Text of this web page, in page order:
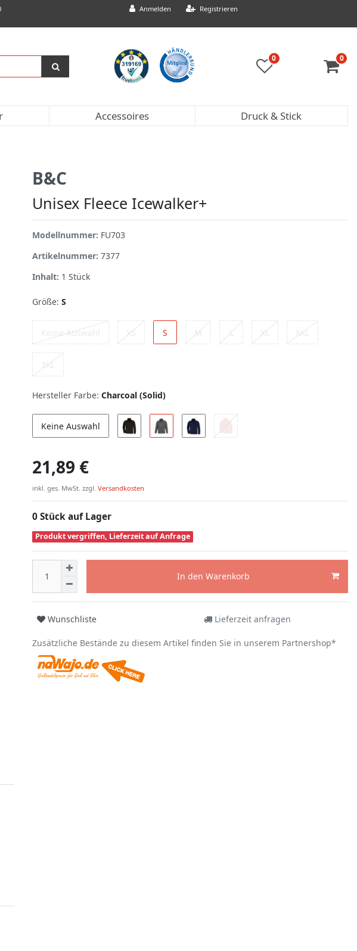
Anmelden Registrieren
0 0
Accessoires Druck & Stick
B&C
Unisex Fleece Icewalker+
Modellnummer: FU703
Artikelnummer: 7377
Inhalt: 1 Stück
Größe: S
Keine Auswahl XS S M L XL XXL
3XL
Hersteller Farbe: Charcoal (Solid)
Keine Auswahl
21,89 €
inkl. ges. MwSt. zzgl. Versandkosten
0 Stück auf Lager
Produkt vergriffen, Lieferzeit auf Anfrage
In den Warenkorb
Wunschliste Lieferzeit anfragen
Zusätzliche Bestände zu diesem Artikel finden Sie in unserem Partnershop*